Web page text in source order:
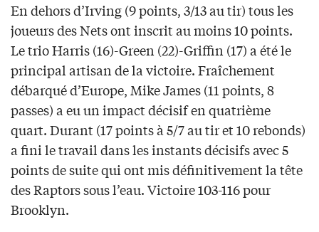
En dehors d’Irving (9 points, 3/13 au tir) tous les
joueurs des Nets ont inscrit au moins 10 points.
Le trio Harris (16)-Green (22)-Griffin (17) a été le
principal artisan de la victoire. Fraîchement
débarqué d’Europe, Mike James (11 points, 8
passes) a eu un impact décisif en quatrième
quart. Durant (17 points à 5/7 au tir et 10 rebonds)
a fini le travail dans les instants décisifs avec 5
points de suite qui ont mis définitivement la tête
des Raptors sous l’eau. Victoire 103-116 pour
Brooklyn.